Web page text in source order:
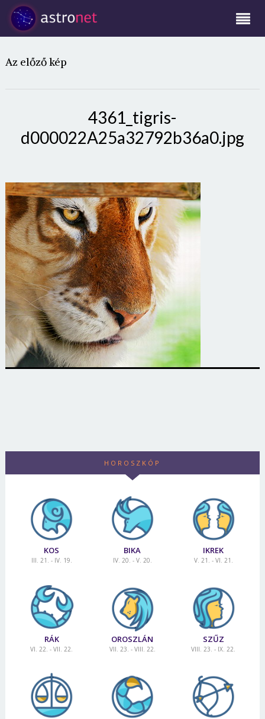
Az előző kép
4361_tigris-
d000022A25a32792b36a0.jpg
HOROSZKÓP
KOS
III. 21. - IV. 19.
BIKA
IV. 20. - V. 20.
IKREK
V. 21. - VI. 21.
RÁK
VI. 22. - VII. 22.
OROSZLÁN
VII. 23. - VIII. 22.
SZŰZ
VIII. 23. - IX. 22.